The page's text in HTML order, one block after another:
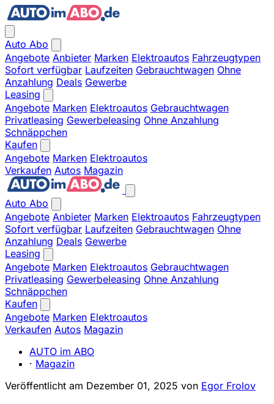
Auto Abo
Angebote Anbieter Marken Elektroautos Fahrzeugtypen
Sofort verfügbar Laufzeiten Gebrauchtwagen Ohne
Anzahlung Deals Gewerbe
Leasing
Angebote Marken Elektroautos Gebrauchtwagen
Privatleasing Gewerbeleasing Ohne Anzahlung
Schnäppchen
Kaufen
Angebote Marken Elektroautos
Verkaufen Autos Magazin
Auto Abo
Angebote Anbieter Marken Elektroautos Fahrzeugtypen
Sofort verfügbar Laufzeiten Gebrauchtwagen Ohne
Anzahlung Deals Gewerbe
Leasing
Angebote Marken Elektroautos Gebrauchtwagen
Privatleasing Gewerbeleasing Ohne Anzahlung
Schnäppchen
Kaufen
Angebote Marken Elektroautos
Verkaufen Autos Magazin
AUTO im ABO
· Magazin
Veröffentlicht am Dezember 01, 2025 von Egor Frolov